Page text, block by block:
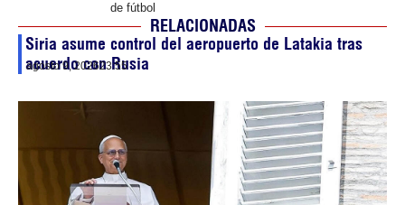
de fútbol
RELACIONADAS
Siria asume control del aeropuerto de Latakia tras
acuerdo con Rusia
agosto 9, 202623:55